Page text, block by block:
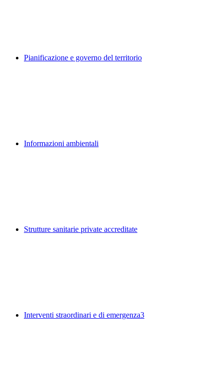
Pianificazione e governo del territorio
Informazioni ambientali
Strutture sanitarie private accreditate
Interventi straordinari e di emergenza3